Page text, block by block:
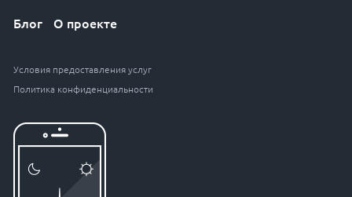
Блог О проекте
Условия предоставления услуг
Политика конфиденциальности